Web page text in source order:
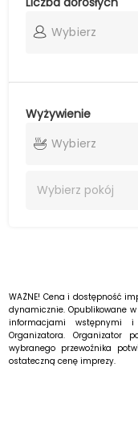
Wybierz
Wyżywienie
Wybierz
Wybierz pokój
WAŻNE! Cena i dostępność
dynamicznie. Opublikowane
informacjami wstępnymi i
Organizatora. Organizator
wybranego przewoźnika
ostateczną cenę imprezy.